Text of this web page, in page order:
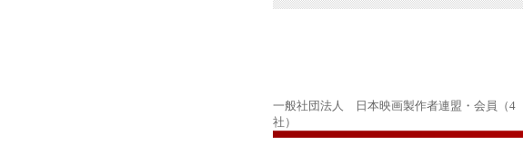
一般社団法人 日本映画製作者連盟・会員（4
社）